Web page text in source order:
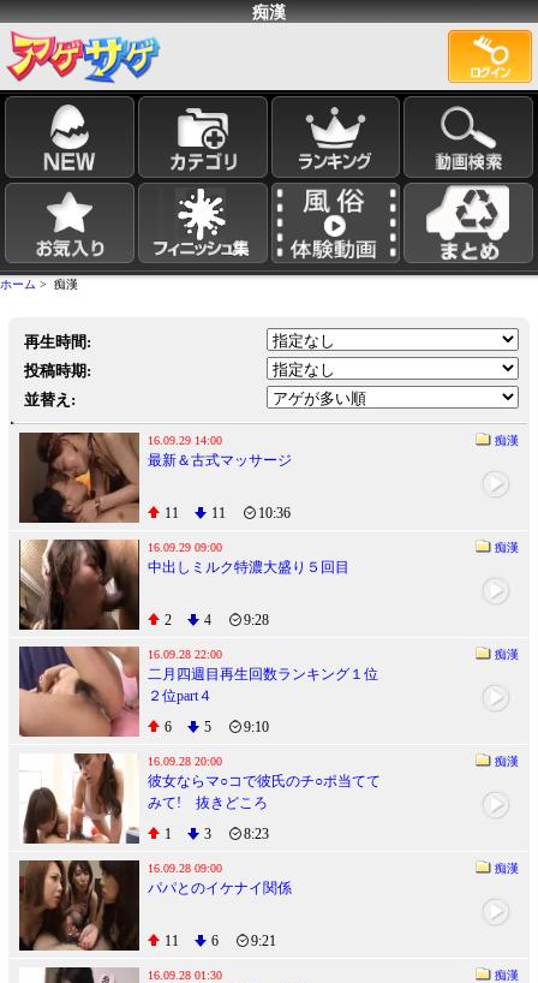
痴漢
ホーム > 痴漢
再生時間:
投稿時期:
並替え:
16.09.29 14:00 痴漢
最新＆古式マッサージ
11 11 10:36
16.09.29 09:00 痴漢
中出しミルク特濃大盛り５回目
2 4 9:28
16.09.28 22:00 痴漢
二月四週目再生回数ランキング１位
２位part４
6
5 9:10
16.09.28 20:00 痴漢
彼女ならマ○コで彼氏のチ○ポ当てて
みて! 抜きどころ
1
3 8:23
16.09.28 09:00 痴漢
パパとのイケナイ関係
11 6 9:21
16.09.28 01:30 痴漢